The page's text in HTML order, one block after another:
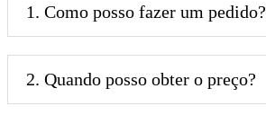
1. Como posso fazer um pedido?
2. Quando posso obter o preço?